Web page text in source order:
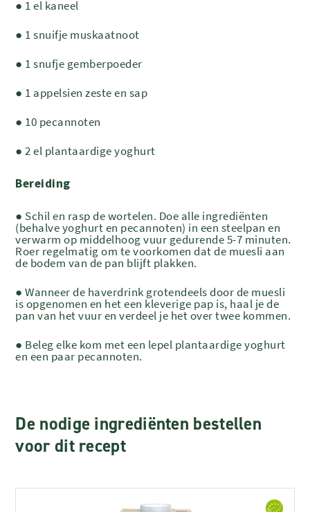
● 1 el kaneel
● 1 snuifje muskaatnoot
● 1 snufje gemberpoeder
● 1 appelsien zeste en sap
● 10 pecannoten
● 2 el plantaardige yoghurt
Bereiding
● Schil en rasp de wortelen. Doe alle ingrediënten
(behalve yoghurt en pecannoten) in een steelpan en
verwarm op middelhoog vuur gedurende 5-7 minuten.
Roer regelmatig om te voorkomen dat de muesli aan
de bodem van de pan blijft plakken.
● Wanneer de haverdrink grotendeels door de muesli
is opgenomen en het een kleverige pap is, haal je de
pan van het vuur en verdeel je het over twee kommen.
● Beleg elke kom met een lepel plantaardige yoghurt
en een paar pecannoten.
De nodige ingrediënten bestellen
voor dit recept